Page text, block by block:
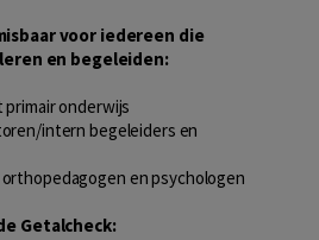
voor iedereen die
en begeleiden:
onderwijs
intern begeleiders en
en psychologen
Getalcheck: